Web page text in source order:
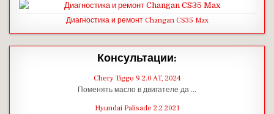
Диагностика и ремонт Changan CS35 Max
Консультации:
Chery Tiggo 9 2.0 AT, 2024
Поменять масло в двигателе да …
Hyundai Palisade 2.2 2021